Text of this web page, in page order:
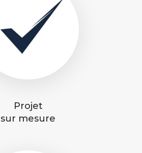
Projet
sur mesure